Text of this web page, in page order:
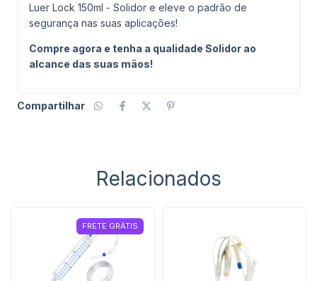
Luer Lock 150ml - Solidor e eleve o padrão de
segurança nas suas aplicações!
Compre agora e tenha a qualidade Solidor ao
alcance das suas mãos!
Compartilhar
Relacionados
FRETE GRÁTIS